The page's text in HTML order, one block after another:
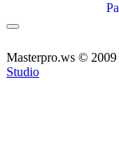
Masterpro.ws © 2009
Studio